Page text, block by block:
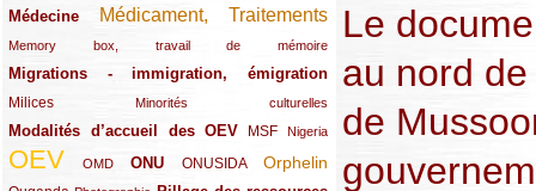
Médecine
(62/289) Médicament, Traitements
(142/289)
Memory box, travail de mémoire
(11/289)
Migrations - immigration, émigration
(67/289)
Milices
(34/289) Minorités culturelles
(15/289)
Modalités d’accueil des OEV
(58/289) MSF
(54/289) Nigeria
(27/289)
OEV
(269/289) OMD
(26/289) ONU
(58/289) ONUSIDA
(44/289) Orphelin
(112/289)
Le
au nord de
de